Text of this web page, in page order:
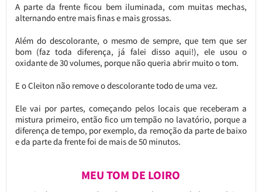
A parte da frente ficou bem iluminada, com muitas mechas,
alternando entre mais finas e mais grossas.
Além do descolorante, o mesmo de sempre, que tem que ser
bom (faz toda diferença, já falei disso aqui!), ele usou o
oxidante de 30 volumes, porque não queria abrir muito o tom.
E o Cleiton não remove o descolorante todo de uma vez.
Ele vai por partes, começando pelos locais que receberam a
mistura primeiro, então fico um tempão no lavatório, porque a
diferença de tempo, por exemplo, da remoção da parte de baixo
e da parte da frente foi de mais de 50 minutos.
MEU TOM DE LOIRO